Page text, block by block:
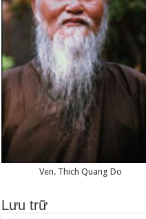
Ven. Thich Quang Do
Lưu trữ